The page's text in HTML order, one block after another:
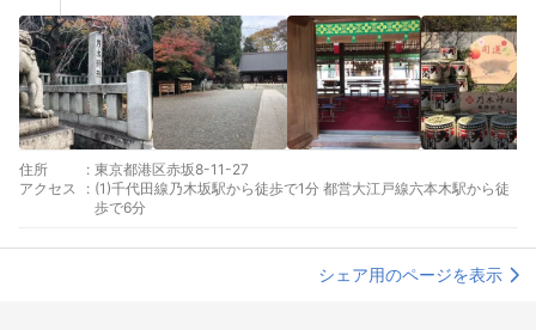
住所 : 東京都港区赤坂8-11-27
アクセス
: (1)千代田線乃木坂駅から徒歩で1分 都営大江戸線六本木駅から徒
歩で6分
シェア用のページを表示